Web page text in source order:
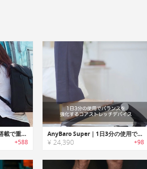
Zero- G｜サスペンション搭載で重量感を低減するバックパック「ゼロG」
+588
AnyBaro Super｜1日3分の使用でバランスを強化するコアストレッチデバイス「エニーバロスーパー」
¥ 24,390 +98